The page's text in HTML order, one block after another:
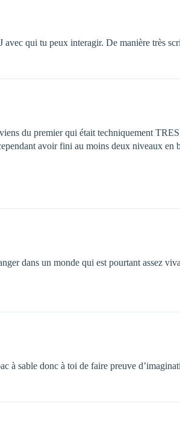
qui tu peux interagir. De manière très
du premier qui était techniquement
avoir fini au moins deux niveaux
dans un monde qui est pourtant assez
à sable donc à toi de faire preuve